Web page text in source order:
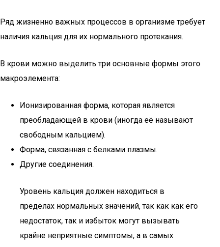
Ряд жизненно важных процессов в организме требует
наличия кальция для их нормального протекания.
В крови можно выделить три основные формы этого
макроэлемента:
Ионизированная форма, которая является
преобладающей в крови (иногда её называют
свободным кальцием).
Форма, связанная с белками плазмы.
Другие соединения.
Уровень кальция должен находиться в
пределах нормальных значений, так как как его
недостаток, так и избыток могут вызывать
крайне неприятные симптомы, а в самых